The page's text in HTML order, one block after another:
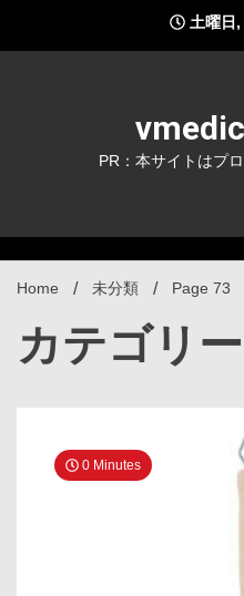
content
土曜日
PR：本サイトはプ
Home 未分類 Page 73
カテゴリ
0 Minutes